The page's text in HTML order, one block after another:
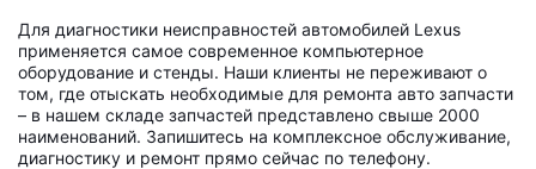
Для диагностики неисправностей автомобилей Lexus
применяется самое современное компьютерное
оборудование и стенды. Наши клиенты не переживают о
том, где отыскать необходимые для ремонта авто запчасти
– в нашем складе запчастей представлено свыше 2000
наименований. Запишитесь на комплексное обслуживание,
диагностику и ремонт прямо сейчас по телефону.